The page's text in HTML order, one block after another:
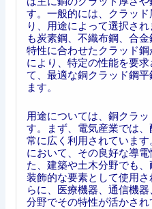
す。一般的には、クラッ
り、用途によって選択さ
も炭素鋼、不織布鋼、合
特性に合わせたクラッド
により、特定の性能を要
て、最適な銅クラッド鋼
ます。
用途については、銅クラ
す。まず、電気産業では
常に広く利用されていま
において、その良好な導
た、建築や土木分野でも
装飾的な要素として使用
らに、医療機器、通信機
分野でその特性が活かされ